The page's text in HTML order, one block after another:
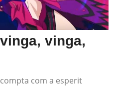
vinga,
com a esperit